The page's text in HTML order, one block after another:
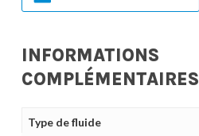
INFORMATIONS
COMPLÉMENTAIRES
Type de fluide